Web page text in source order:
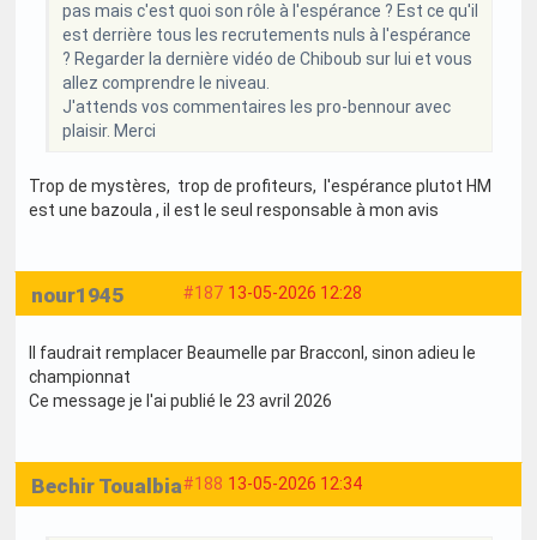
pas mais c'est quoi son rôle à l'espérance ? Est ce qu'il
est derrière tous les recrutements nuls à l'espérance
? Regarder la dernière vidéo de Chiboub sur lui et vous
allez comprendre le niveau.
J'attends vos commentaires les pro-bennour avec
plaisir. Merci
Trop de mystères, trop de profiteurs, l'espérance plutot HM
est une bazoula , il est le seul responsable à mon avis
#187 13-05-2026 12:28
nour1945
Il faudrait remplacer Beaumelle par Bracconl, sinon adieu le
championnat
Ce message je l'ai publié le 23 avril 2026
#188 13-05-2026 12:34
Bechir Toualbia